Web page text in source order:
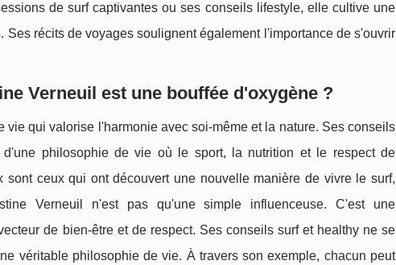
de surf captivantes ou ses conseils lifestyle, elle cultive une
récits de voyages soulignent également l'importance de s'ouvrir
Verneuil est une bouffée d'oxygène ?
qui valorise l'harmonie avec soi-même et la nature. Ses conseils
philosophie de vie où le sport, la nutrition et le respect de
sont ceux qui ont découvert une nouvelle manière de vivre le surf,
Verneuil n'est pas qu'une simple influenceuse. C'est une
de bien-être et de respect. Ses conseils surf et healthy ne se
véritable philosophie de vie. À travers son exemple, chacun peut